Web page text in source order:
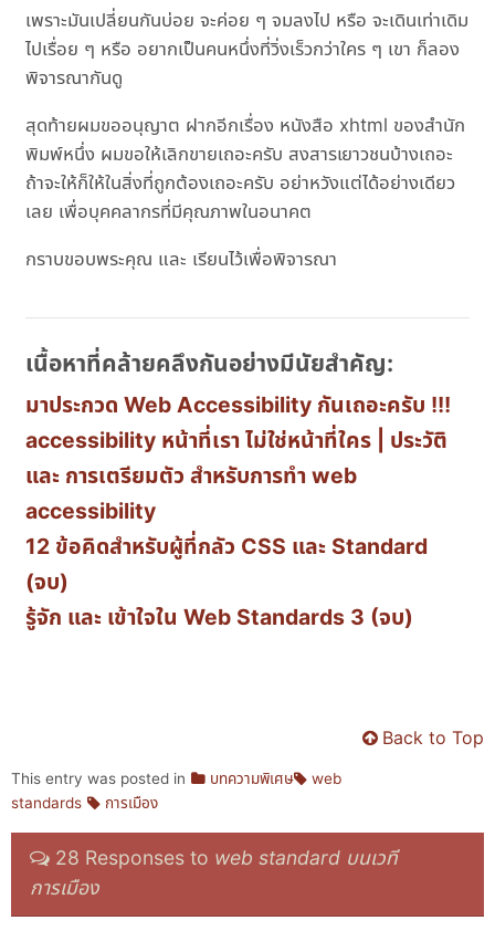
เพราะมันเปลี่ยนกันบ่อย จะค่อย ๆ จมลงไป หรือ จะเดินเท่าเดิม
ไปเรื่อย ๆ หรือ อยากเป็นคนหนึ่งที่วิ่งเร็วกว่าใคร ๆ เขา ก็ลอง
พิจารณากันดู
สุดท้ายผมขออนุญาต ฝากอีกเรื่อง หนังสือ xhtml ของสำนัก
พิมพ์หนึ่ง ผมขอให้เลิกขายเถอะครับ สงสารเยาวชนบ้างเถอะ
ถ้าจะให้ก็ให้ในสิ่งที่ถูกต้องเถอะครับ อย่าหวังแต่ได้อย่างเดียว
เลย เพื่อบุคคลากรที่มีคุณภาพในอนาคต
กราบขอบพระคุณ และ เรียนไว้เพื่อพิจารณา
เนื้อหาที่คล้ายคลึงกันอย่างมีนัยสำคัญ:
มาประกวด Web Accessibility กันเถอะครับ !!!
accessibility หน้าที่เรา ไม่ใช่หน้าที่ใคร | ประวัติ
และ การเตรียมตัว สำหรับการทำ web
accessibility
12 ข้อคิดสำหรับผู้ที่กลัว CSS และ Standard
(จบ)
รู้จัก และ เข้าใจใน Web Standards 3 (จบ)
Back to Top
This entry was posted in บทความพิเศษ
web
standards
การเมือง
28 Responses to web standard บนเวที
การเมือง